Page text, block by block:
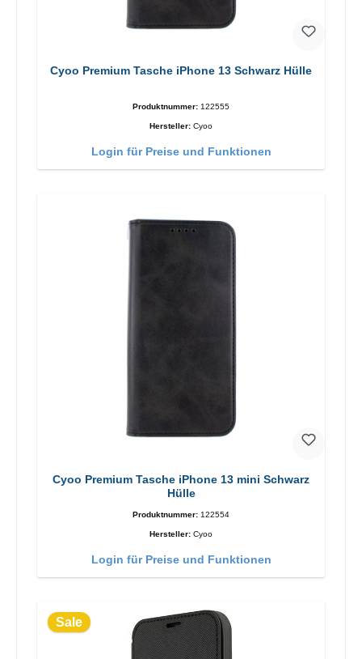
Cyoo Premium Tasche iPhone 13 Schwarz Hülle
Produktnummer: 122555
Hersteller: Cyoo
Login für Preise und Funktionen
Cyoo Premium Tasche iPhone 13 mini Schwarz
Hülle
Produktnummer: 122554
Hersteller: Cyoo
Login für Preise und Funktionen
Sale